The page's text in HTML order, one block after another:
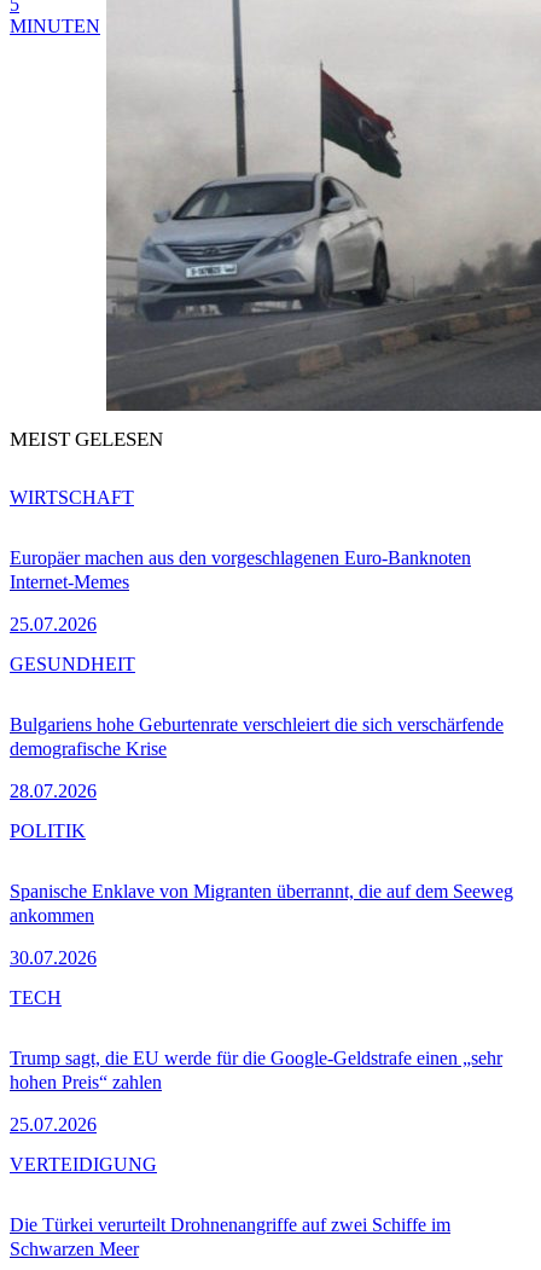
MINUTEN
MEIST GELESEN
Europäer machen aus den vorgeschlagenen Euro-Banknoten
Internet-Memes
25.07.2026
WIRTSCHAFT
Bulgariens hohe Geburtenrate verschleiert die sich verschärfende
demografische Krise
28.07.2026
GESUNDHEIT
Spanische Enklave von Migranten überrannt, die auf dem Seeweg
ankommen
30.07.2026
POLITIK
Trump sagt, die EU werde für die Google-Geldstrafe einen „sehr
hohen Preis“ zahlen
25.07.2026
TECH
Die Türkei verurteilt Drohnenangriffe auf zwei Schiffe im
Schwarzen Meer
VERTEIDIGUNG